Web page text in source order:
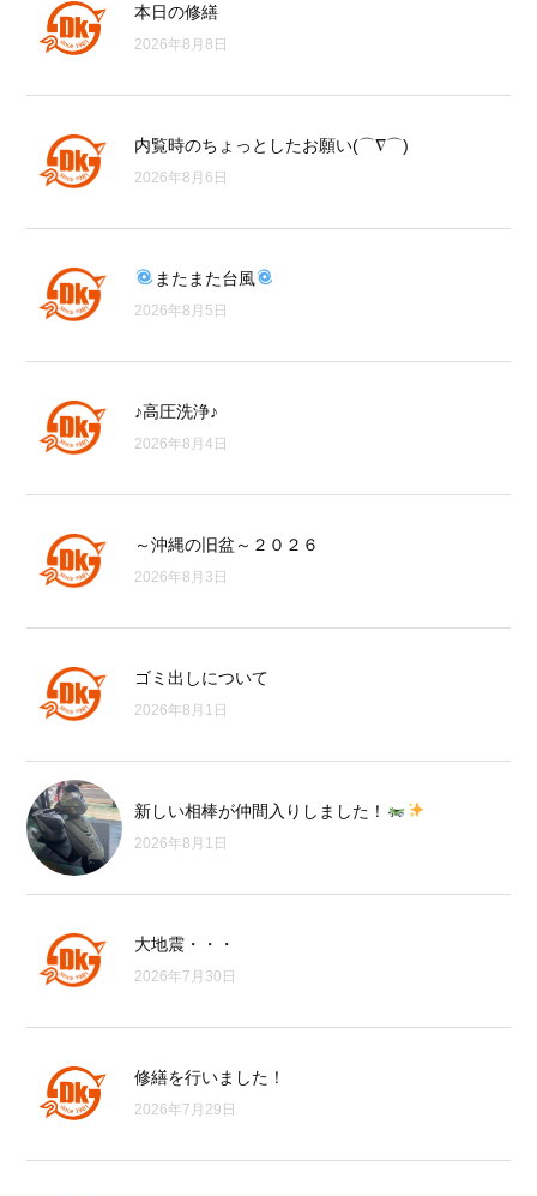
本日の修繕
2026年8月8日
内覧時のちょっとしたお願い(⌒∇⌒)
2026年8月6日
またまた台風
2026年8月5日
♪高圧洗浄♪
2026年8月4日
～沖縄の旧盆～２０２６
2026年8月3日
ゴミ出しについて
2026年8月1日
新しい相棒が仲間入りしました！
2026年8月1日
大地震・・・
2026年7月30日
修繕を行いました！
2026年7月29日